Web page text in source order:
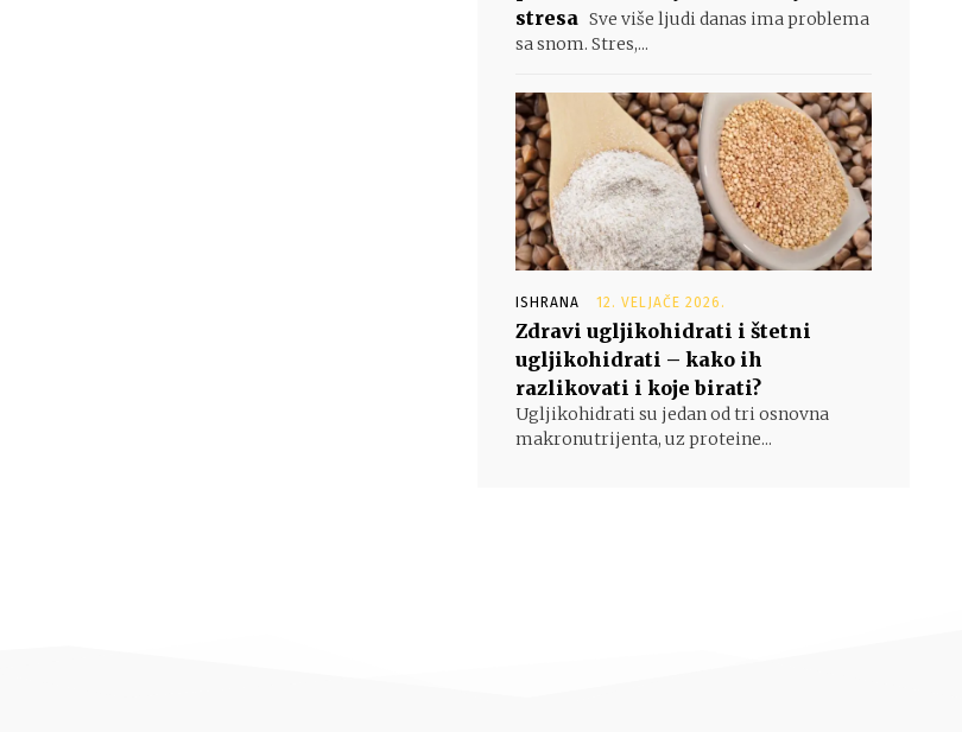
stresa Sve više ljudi danas ima problema
sa snom. Stres,...
ISHRANA 12. VELJAČE 2026.
Zdravi ugljikohidrati i štetni
ugljikohidrati – kako ih
razlikovati i koje birati?
Ugljikohidrati su jedan od tri osnovna
makronutrijenta, uz proteine...